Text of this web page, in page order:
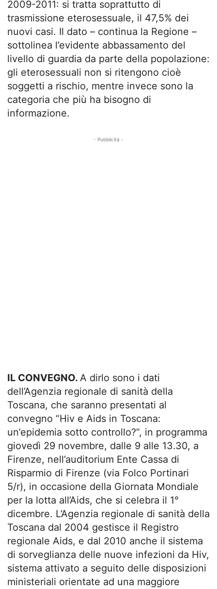
2009-2011: si tratta soprattutto di
trasmissione eterosessuale, il 47,5% dei
nuovi casi. Il dato – continua la Regione –
sottolinea l’evidente abbassamento del
livello di guardia da parte della popolazione:
gli eterosessuali non si ritengono cioè
soggetti a rischio, mentre invece sono la
categoria che più ha bisogno di
informazione.
- Pubblicità -
IL CONVEGNO. A dirlo sono i dati
dell’Agenzia regionale di sanità della
Toscana, che saranno presentati al
convegno “Hiv e Aids in Toscana:
un’epidemia sotto controllo?”, in programma
giovedì 29 novembre, dalle 9 alle 13.30, a
Firenze, nell’auditorium Ente Cassa di
Risparmio di Firenze (via Folco Portinari
5/r), in occasione della Giornata Mondiale
per la lotta all’Aids, che si celebra il 1°
dicembre. L’Agenzia regionale di sanità della
Toscana dal 2004 gestisce il Registro
regionale Aids, e dal 2010 anche il sistema
di sorveglianza delle nuove infezioni da Hiv,
sistema attivato a seguito delle disposizioni
ministeriali orientate ad una maggiore